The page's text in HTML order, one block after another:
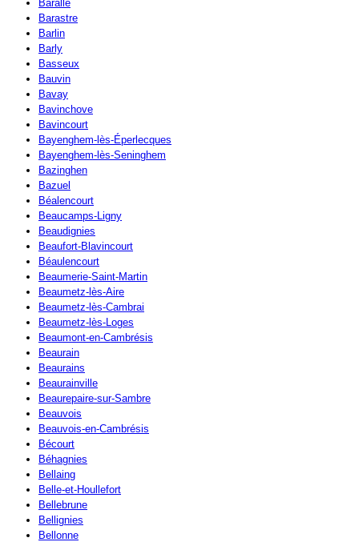
Baralle
Barastre
Barlin
Barly
Basseux
Bauvin
Bavay
Bavinchove
Bavincourt
Bayenghem-lès-Éperlecques
Bayenghem-lès-Seninghem
Bazinghen
Bazuel
Béalencourt
Beaucamps-Ligny
Beaudignies
Beaufort-Blavincourt
Béaulencourt
Beaumerie-Saint-Martin
Beaumetz-lès-Aire
Beaumetz-lès-Cambrai
Beaumetz-lès-Loges
Beaumont-en-Cambrésis
Beaurain
Beaurains
Beaurainville
Beaurepaire-sur-Sambre
Beauvois
Beauvois-en-Cambrésis
Bécourt
Béhagnies
Bellaing
Belle-et-Houllefort
Bellebrune
Bellignies
Bellonne